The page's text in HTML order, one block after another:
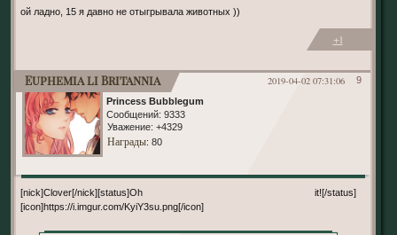
ой ладно, 15 я давно не отыгрывала животных ))
+1
9
2019-04-02 07:31:06
Euphemia li Britannia
Princess Bubblegum
Сообщений: 9333
Уважение: +4329
Награды: 80
[nick]Clover[/nick][status]Oh it![/status]
[icon]https://i.imgur.com/KyiY3su.png[/icon]